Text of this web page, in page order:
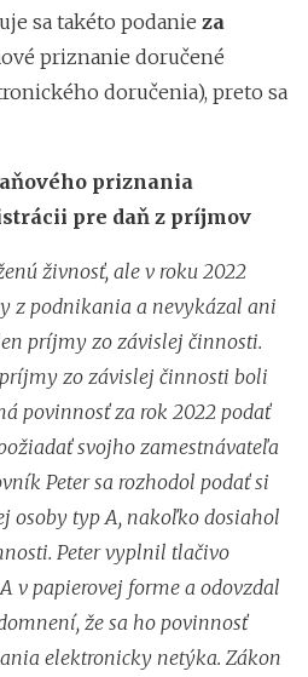
sa takéto podanie za
priznanie doručené
doručenia), preto sa
priznania
pre daň z príjmov
živnosť, ale v roku 2022
z podnikania a nevykázal ani
príjmy zo závislej činnosti.
zo závislej činnosti boli
povinnosť za rok 2022 podať
svojho zamestnávateľa
Peter sa rozhodol podať si
osoby typ A, nakoľko dosiahol
Peter vyplnil tlačivo
v papierovej forme a odovzdal
že sa ho povinnosť
elektronicky netýka. Zákon